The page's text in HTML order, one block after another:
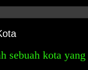
sebuah kota